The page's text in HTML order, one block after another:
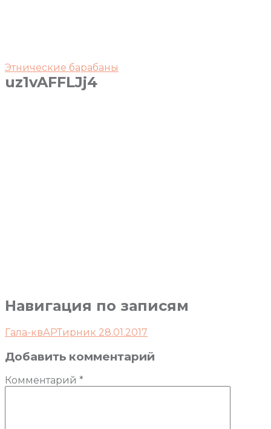
Этнические барабаны
uz1vAFFLJj4
Навигация по записям
Гала-квАРТирник 28.01.2017
Добавить комментарий
Комментарий *